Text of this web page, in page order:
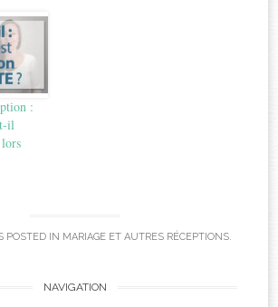
:
il
POSTED IN MARIAGE ET AUTRES RÉCEPTIONS.
NAVIGATION